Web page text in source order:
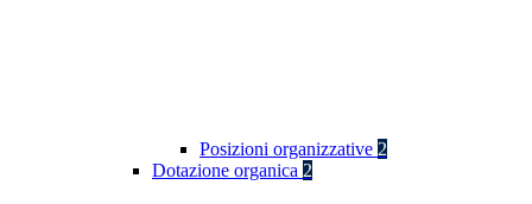
Posizioni organizzative 2
Dotazione organica 2